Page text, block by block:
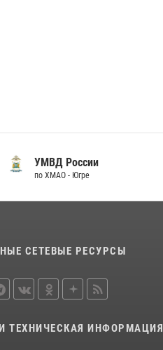
УМВД России
по ХМАО - Югре
СЕТЕВЫЕ РЕСУРСЫ
ТЕХНИЧЕСКАЯ ИНФОРМАЦИЯ